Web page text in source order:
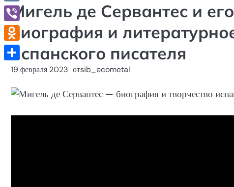
Мигель де Сервантес и
биография и
испанского писателя
19 февраля 2023 отsib_ecometal
VK
Viber
Odnoklassniki
Отправить